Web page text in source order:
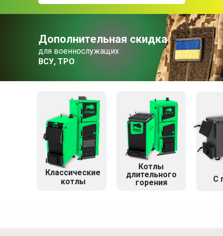
для военнослужащих
ВСУ, ТРО
Дополнительная скидка
C
Котлы
длительного
горения
Классические
котлы